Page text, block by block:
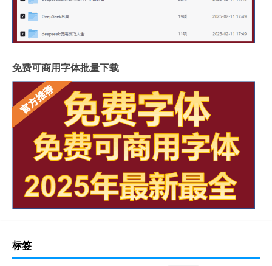
免费可商用字体批量下载
标签